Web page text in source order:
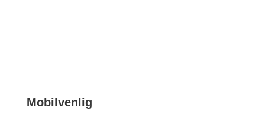
Mobilvenlig